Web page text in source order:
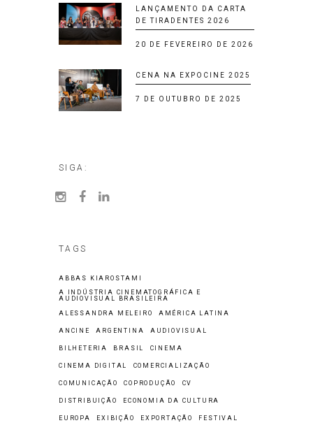
LANÇAMENTO DA CARTA
DE TIRADENTES 2026
20 DE FEVEREIRO DE 2026
CENA NA EXPOCINE 2025
7 DE OUTUBRO DE 2025
SIGA:
TAGS
ABBAS KIAROSTAMI
A INDÚSTRIA CINEMATOGRÁFICA E
AUDIOVISUAL BRASILEIRA
ALESSANDRA MELEIRO AMÉRICA LATINA
ANCINE ARGENTINA AUDIOVISUAL
BILHETERIA BRASIL CINEMA
CINEMA DIGITAL COMERCIALIZAÇÃO
COMUNICAÇÃO COPRODUÇÃO CV
DISTRIBUIÇÃO ECONOMIA DA CULTURA
EUROPA EXIBIÇÃO EXPORTAÇÃO FESTIVAL